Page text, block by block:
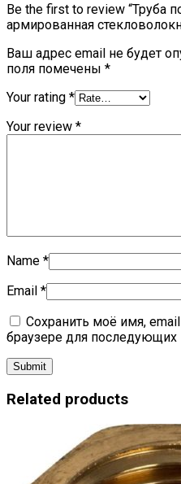
Be the first to review “Труба
армированная
Ваш адрес email не будет
поля помечены *
Your rating *
Your review *
Name *
Email *
Сохранить моё имя,
браузере для
Related products